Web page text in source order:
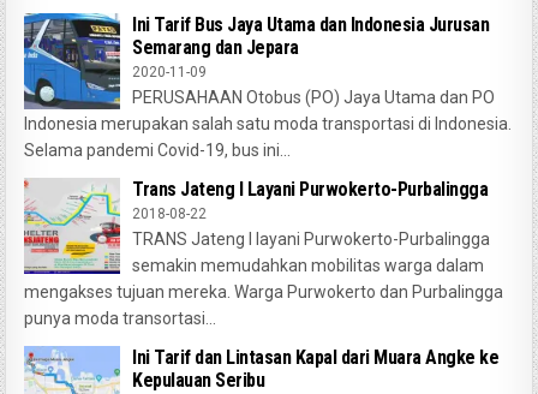
Ini Tarif Bus Jaya Utama dan Indonesia Jurusan
Semarang dan Jepara
2020-11-09
PERUSAHAAN Otobus (PO) Jaya Utama dan PO
Indonesia merupakan salah satu moda transportasi di Indonesia.
Selama pandemi Covid-19, bus ini...
Trans Jateng I Layani Purwokerto-Purbalingga
2018-08-22
TRANS Jateng I layani Purwokerto-Purbalingga
semakin memudahkan mobilitas warga dalam
mengakses tujuan mereka. Warga Purwokerto dan Purbalingga
punya moda transortasi...
Ini Tarif dan Lintasan Kapal dari Muara Angke ke
Kepulauan Seribu